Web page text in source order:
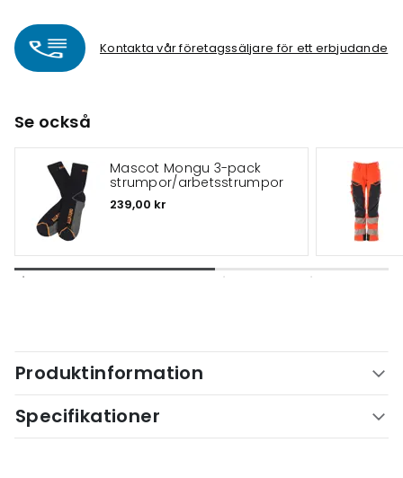
Kontakta vår företagssäljare för ett erbjudande
Se också
Mascot Mongu 3-pack
strumpor/arbetsstrumpor
239,00 kr
Produktinformation
Specifikationer